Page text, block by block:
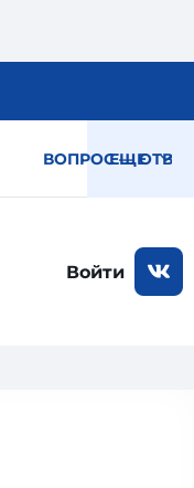
ВОПРОС — ОТВЕТ
ЕЩЕ
Войти